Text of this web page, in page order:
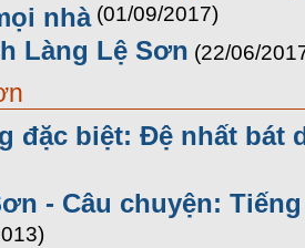
nhà (01/09/2017)
Làng Lệ Sơn (22/06/
đặc biệt: Đệ nhất bát
- Câu chuyện: